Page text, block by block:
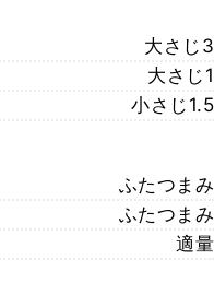
大さじ3
大さじ1
小さじ1.5
ふたつまみ
ふたつまみ
適量